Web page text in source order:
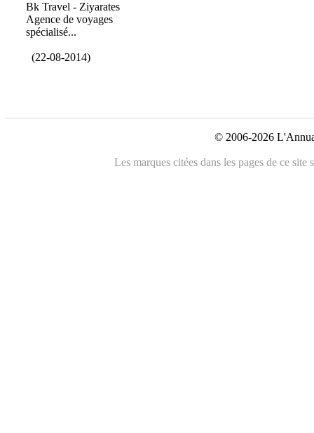
Bk Travel - Ziyarates
Agence de voyages
spécialisé...
(22-08-2014)
© 2006-2026
Les marques citées dans les pages de ce